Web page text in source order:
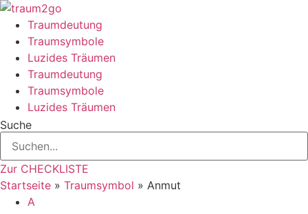
Zum
Inhalt
springen
Traumdeutung
Traumsymbole
Luzides Träumen
Traumdeutung
Traumsymbole
Luzides Träumen
Suche
Zur CHECKLISTE
Startseite » Traumsymbol » Anmut
A